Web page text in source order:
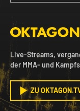
Live-Streams,
der MMA- und
ZU